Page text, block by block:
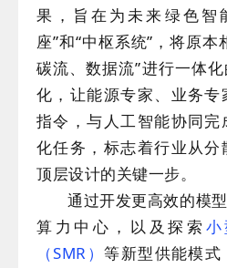
果，旨在为未来绿色智
座”和“中枢系统”，将原本
碳流、数据流”进行一体
化，让能源专家、业务
指令，与人工智能协同
化任务，标志着行业从
顶层设计的关键一步。
通过开发更高效的模
算力中心，以及探索
（SMR）等新型供能模